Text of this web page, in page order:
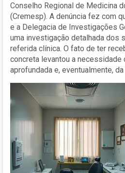
Conselho Regional de Medicina
(Cremesp). A denúncia fez com
e a Delegacia de Investigações
uma investigação detalhada dos
referida clínica. O fato de ter
concreta levantou a necessidade
aprofundada e, eventualmente,